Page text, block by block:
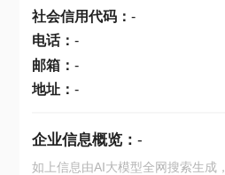
社会信用代码： -
电话： -
邮箱： -
地址： -
企业信息概览： -
如上信息由AI大模型全网搜索生成